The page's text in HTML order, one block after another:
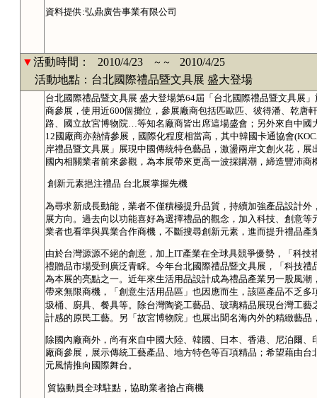
資料提供:弘鼎廣告事業有限公司
▼活動時間： 2010/4/23 ～～
2010/4/25
活動地點：台北國際禮品暨文具展 盛大登場
台北國際禮品暨文具展 盛大登場第64屆「台北國際禮品暨文具展
商參展，使用近600個攤位，參展廠商包括匹歐匹、彼得潘、乾唐
路、國立故宮博物院…等知名廠商皆出席這場盛會；另外來自中
12國廠商亦熱情參展，國際化程度相當高，其中韓國卡通協會
岸禮品暨文具展」展現中國傳統特色藝品，激盪兩岸文創火花，
國內相關業者前來參觀，為本展帶來更高一波採購潮，締造豐沛商
創新元素挹注禮品 台北展掌握先機
為尋求新成長動能，業者不僅積極提升品質，持續加強產品設計
展方向。過去向以功能喜好為選擇禮品的觀念，加入科技、創意
業者也看準與異業合作商機，不斷搜尋創新元素，進而提升禮品產
由於台灣源源不絕的創意，加上IT產業在全球具競爭優勢，「科
禮贈品市場受到廣泛青睬。今年台北國際禮品暨文具展，「科技
為本展的亮點之一。近年來生活用品設計成為禮品產業另一股風
帶來無限商機，「創意生活用品區」也因應而生，該區產品不乏
圾桶、廚具、餐具等。除台灣陶瓷工藝品、玻璃精品展現台灣工
計感的原民工藝。另「故宮博物院」也展出聞名海內外的精緻藝品
除國內廠商外，尚有來自中國大陸、韓國、日本、香港、尼泊爾
廠商參展，展示傳統工藝產品、地方特色等百項精品；希望藉由
元風情推向國際舞台。
貿協動員全球駐點，協助業者搶占商機